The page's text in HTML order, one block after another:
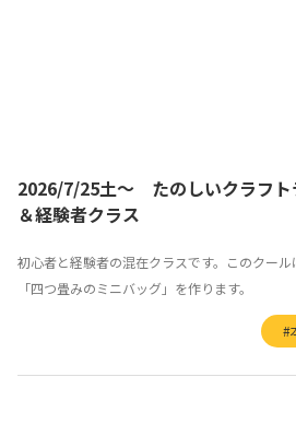
2026/7/25土～ たのしいクラフ
＆経験者クラス
初心者と経験者の混在クラスです。このクール
「四つ畳みのミニバッグ」を作ります。
#